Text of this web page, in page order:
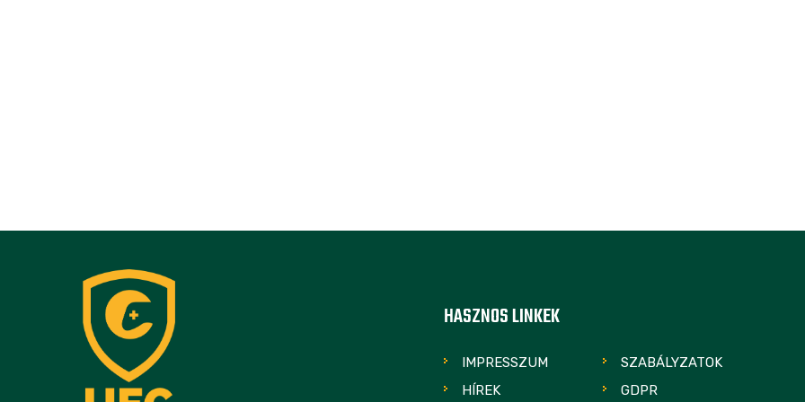
HASZNOS LINKEK
IMPRESSZUM
SZABÁLYZATOK
HÍREK
GDPR